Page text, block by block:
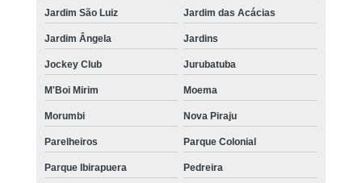
Jardim São Luiz Jardim das Acácias
Jardim Ângela Jardins
Jockey Club Jurubatuba
M'Boi Mirim Moema
Morumbi Nova Piraju
Parelheiros Parque Colonial
Parque Ibirapuera Pedreira